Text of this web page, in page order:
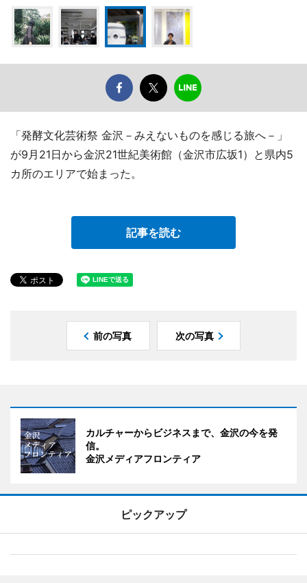
「発酵文化芸術祭 金沢－みえないものを感じる旅へ－」
が9月21日から金沢21世紀美術館（金沢市広坂1）と県内5
カ所のエリアで始まった。
記事を読む
前の写真 次の写真
カルチャーからビジネスまで、金沢の今を発
信。
金沢メディアフロンティア
ピックアップ